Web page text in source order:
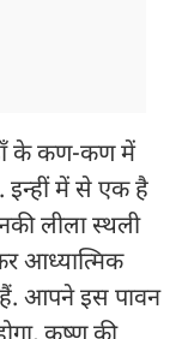
के कण-कण में
में से एक है
लीला स्थली
आध्यात्मिक
आपने इस पावन